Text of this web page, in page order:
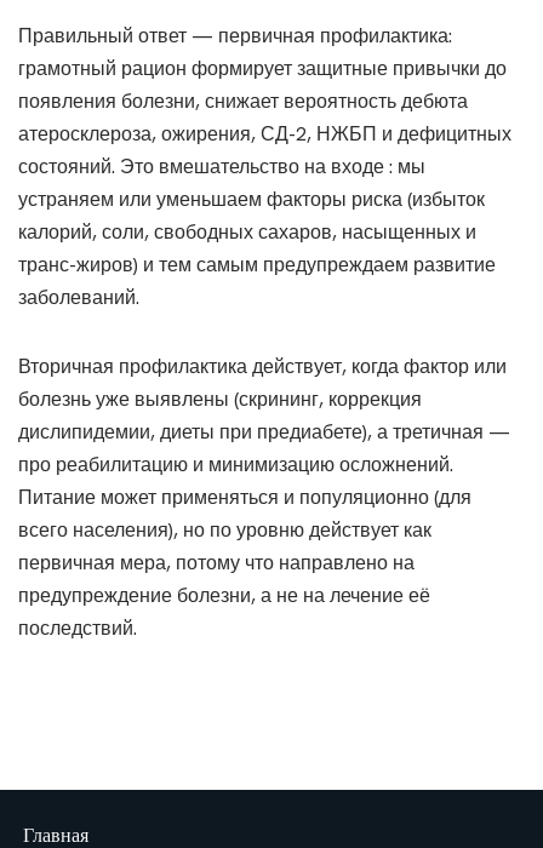
Правильный ответ — первичная профилактика:
грамотный рацион формирует защитные привычки до
появления болезни, снижает вероятность дебюта
атеросклероза, ожирения, СД-2, НЖБП и дефицитных
состояний. Это вмешательство на входе : мы
устраняем или уменьшаем факторы риска (избыток
калорий, соли, свободных сахаров, насыщенных и
транс-жиров) и тем самым предупреждаем развитие
заболеваний.
Вторичная профилактика действует, когда фактор или
болезнь уже выявлены (скрининг, коррекция
дислипидемии, диеты при предиабете), а третичная —
про реабилитацию и минимизацию осложнений.
Питание может применяться и популяционно (для
всего населения), но по уровню действует как
первичная мера, потому что направлено на
предупреждение болезни, а не на лечение её
последствий.
Главная